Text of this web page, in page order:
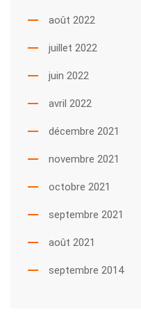
août 2022
juillet 2022
juin 2022
avril 2022
décembre 2021
novembre 2021
octobre 2021
septembre 2021
août 2021
septembre 2014